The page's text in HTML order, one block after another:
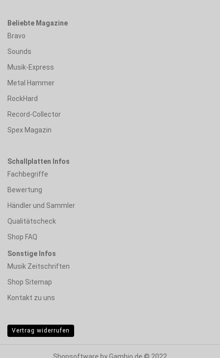
Beliebte Magazine
Bravo
Sounds
Musik-Express
Metal Hammer
RockHard
Record-Collector
Spex Magazin
Schallplatten Infos
Fachbegriffe
Bewertung
Händler und Sammler
Qualitätscheck
Shop FAQ
Sonstige Infos
Musik Zeitschriften
Shop Sitemap
Kontakt zu uns
Vertrag widerrufen
Shopsoftware by Gambio.de © 2022